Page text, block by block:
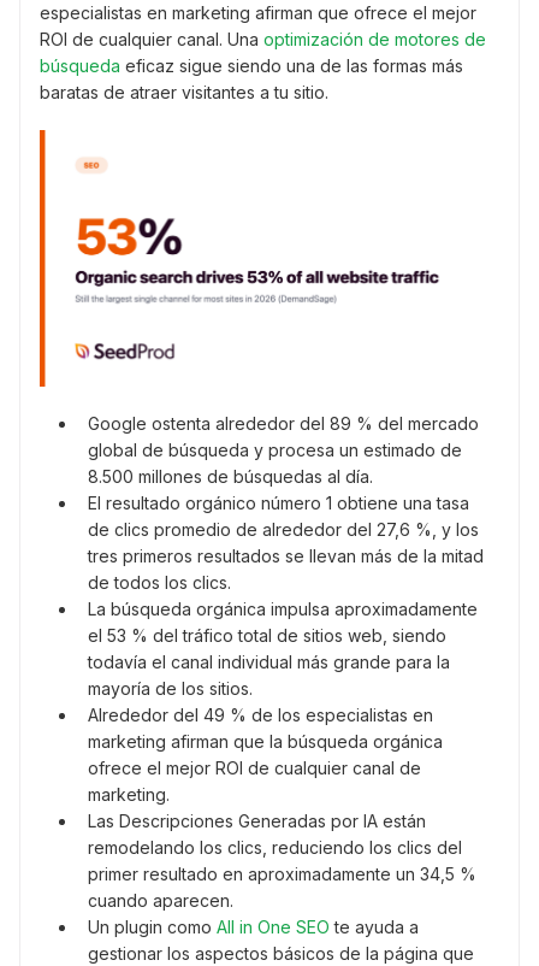
especialistas en marketing afirman que ofrece el mejor
ROI de cualquier canal. Una optimización de motores de
búsqueda eficaz sigue siendo una de las formas más
baratas de atraer visitantes a tu sitio.
Google ostenta alrededor del 89 % del mercado
global de búsqueda y procesa un estimado de
8.500 millones de búsquedas al día.
El resultado orgánico número 1 obtiene una tasa
de clics promedio de alrededor del 27,6 %, y los
tres primeros resultados se llevan más de la mitad
de todos los clics.
La búsqueda orgánica impulsa aproximadamente
el 53 % del tráfico total de sitios web, siendo
todavía el canal individual más grande para la
mayoría de los sitios.
Alrededor del 49 % de los especialistas en
marketing afirman que la búsqueda orgánica
ofrece el mejor ROI de cualquier canal de
marketing.
Las Descripciones Generadas por IA están
remodelando los clics, reduciendo los clics del
primer resultado en aproximadamente un 34,5 %
cuando aparecen.
Un plugin como All in One SEO te ayuda a
gestionar los aspectos básicos de la página que